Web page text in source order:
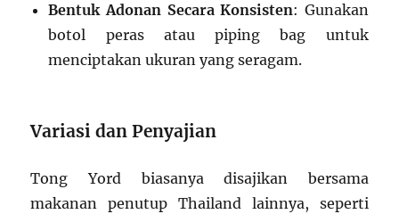
Bentuk Adonan Secara Konsisten: Gunakan
botol peras atau piping bag untuk
menciptakan ukuran yang seragam.
Variasi dan Penyajian
Tong Yord biasanya disajikan bersama
makanan penutup Thailand lainnya, seperti